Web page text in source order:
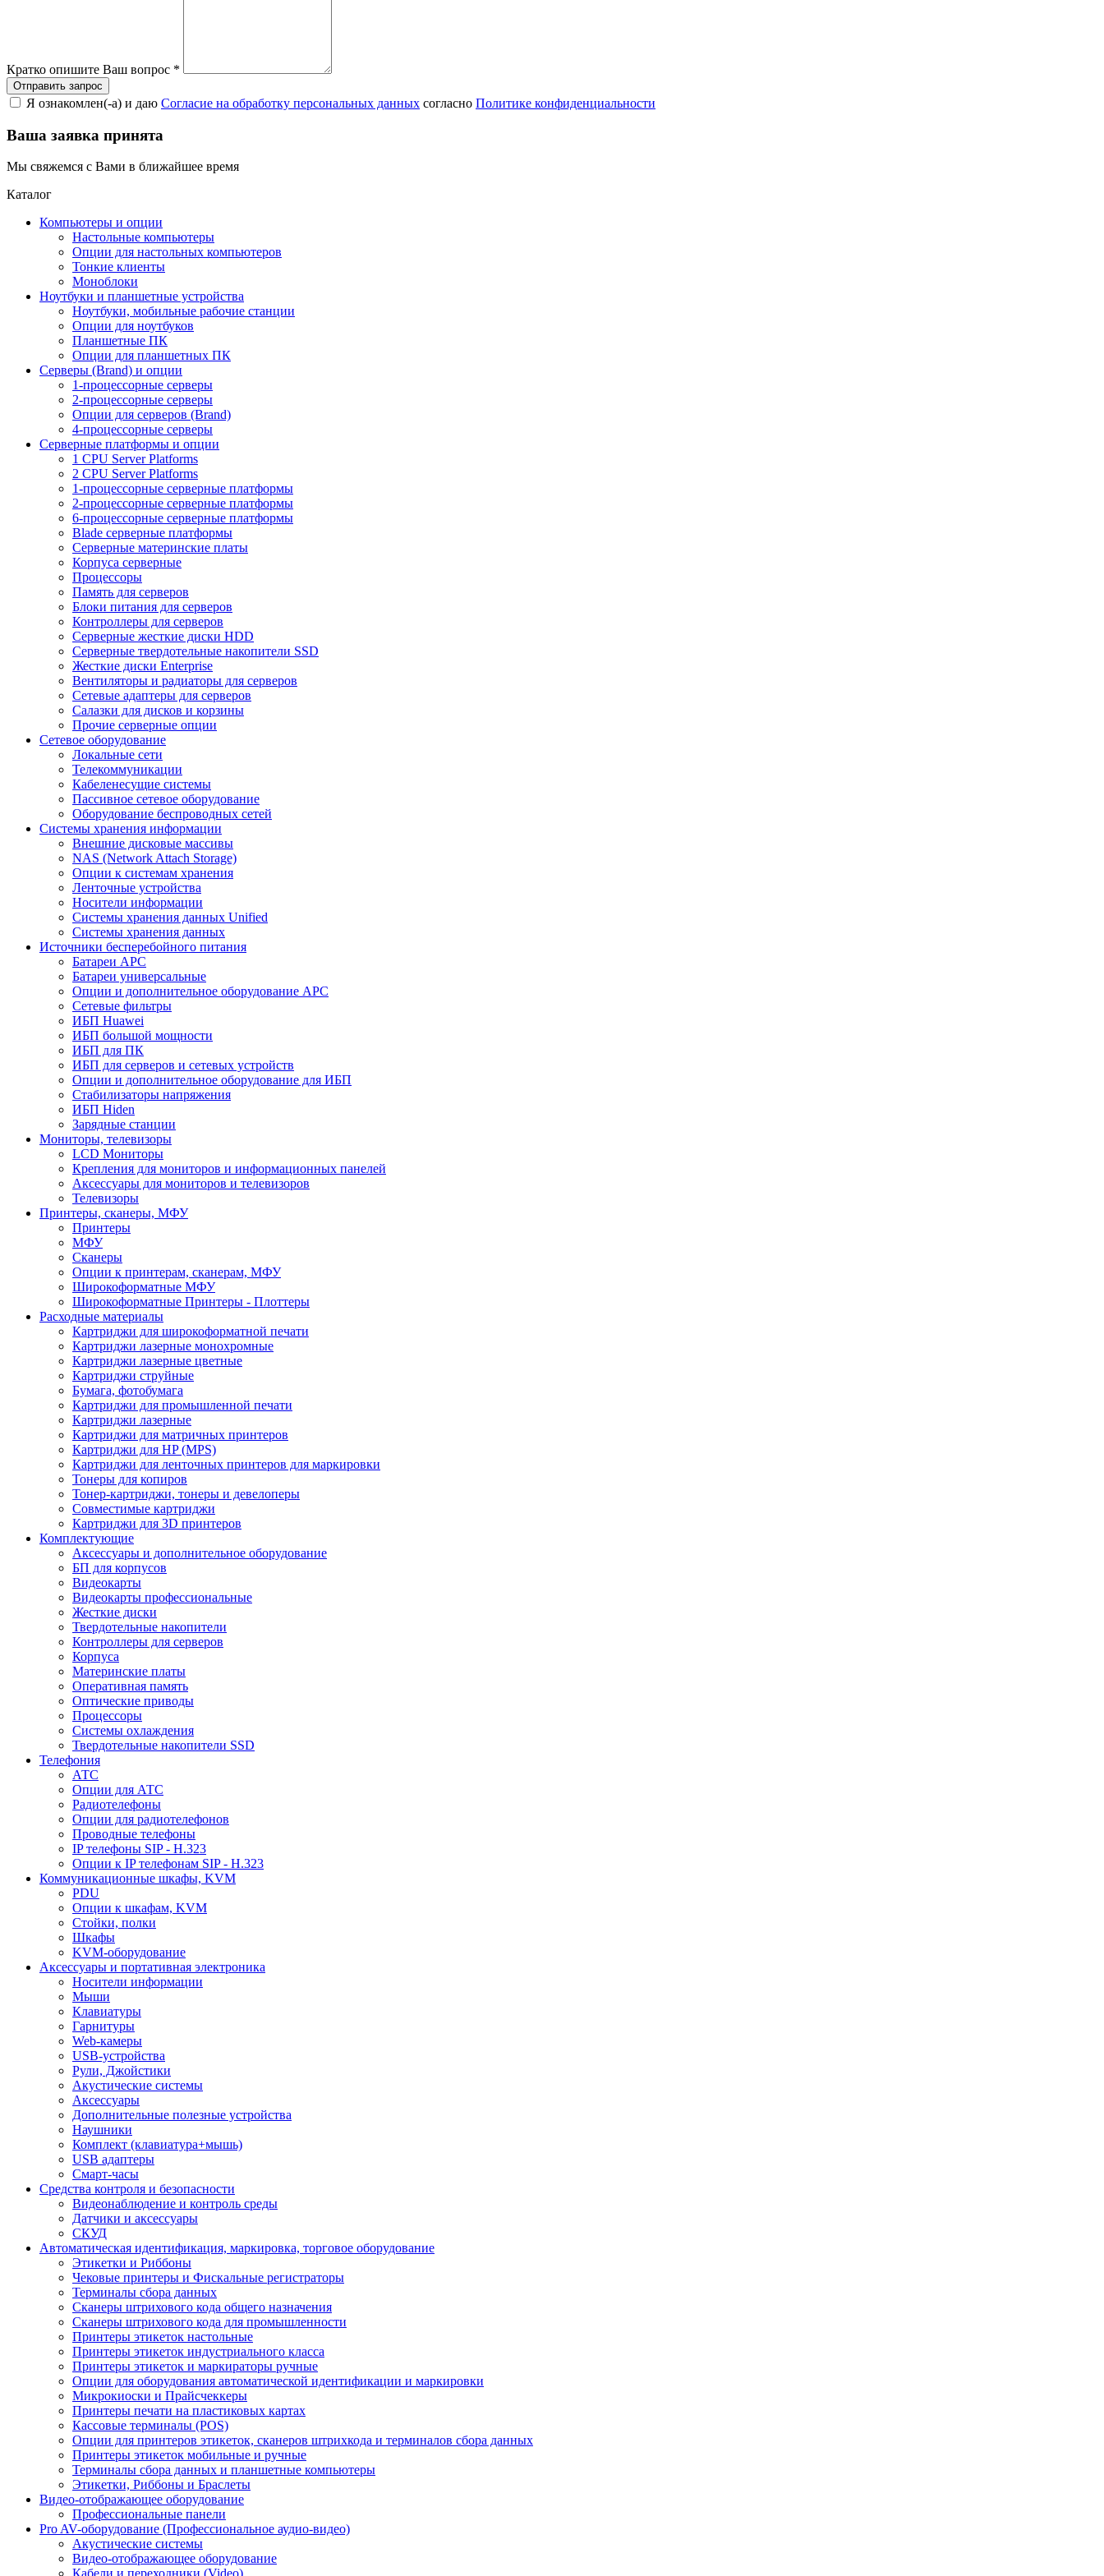
Кратко опишите Ваш вопрос *
Я ознакомлен(-а) и даю Согласие на обработку персональных данных согласно Политике конфиденциальности
Ваша заявка принята
Мы свяжемся с Вами в ближайшее время
Каталог
Компьютеры и опции
Настольные компьютеры
Опции для настольных компьютеров
Тонкие клиенты
Моноблоки
Ноутбуки и планшетные устройства
Ноутбуки, мобильные рабочие станции
Опции для ноутбуков
Планшетные ПК
Опции для планшетных ПК
Серверы (Brand) и опции
1-процессорные серверы
2-процессорные серверы
Опции для серверов (Brand)
4-процессорные серверы
Серверные платформы и опции
1 CPU Server Platforms
2 CPU Server Platforms
1-процессорные серверные платформы
2-процессорные серверные платформы
6-процессорные серверные платформы
Blade серверные платформы
Серверные материнские платы
Корпуса серверные
Процессоры
Память для серверов
Блоки питания для серверов
Контроллеры для серверов
Серверные жесткие диски HDD
Серверные твердотельные накопители SSD
Жесткие диски Enterprise
Вентиляторы и радиаторы для серверов
Сетевые адаптеры для серверов
Салазки для дисков и корзины
Прочие серверные опции
Сетевое оборудование
Локальные сети
Телекоммуникации
Кабеленесущие системы
Пассивное сетевое оборудование
Оборудование беспроводных сетей
Системы хранения информации
Внешние дисковые массивы
NAS (Network Attach Storage)
Опции к системам хранения
Ленточные устройства
Носители информации
Системы хранения данных Unified
Системы хранения данных
Источники бесперебойного питания
Батареи APC
Батареи универсальные
Опции и дополнительное оборудование АРС
Сетевые фильтры
ИБП Huawei
ИБП большой мощности
ИБП для ПК
ИБП для серверов и сетевых устройств
Опции и дополнительное оборудование для ИБП
Стабилизаторы напряжения
ИБП Hiden
Зарядные станции
Мониторы, телевизоры
LCD Мониторы
Крепления для мониторов и информационных панелей
Аксессуары для мониторов и телевизоров
Телевизоры
Принтеры, сканеры, МФУ
Принтеры
МФУ
Сканеры
Опции к принтерам, сканерам, МФУ
Широкоформатные МФУ
Широкоформатные Принтеры - Плоттеры
Расходные материалы
Картриджи для широкоформатной печати
Картриджи лазерные монохромные
Картриджи лазерные цветные
Картриджи струйные
Бумага, фотобумага
Картриджи для промышленной печати
Картриджи лазерные
Картриджи для матричных принтеров
Картриджи для HP (MPS)
Картриджи для ленточных принтеров для маркировки
Тонеры для копиров
Тонер-картриджи, тонеры и девелоперы
Совместимые картриджи
Картриджи для 3D принтеров
Комплектующие
Аксессуары и дополнительное оборудование
БП для корпусов
Видеокарты
Видеокарты профессиональные
Жесткие диски
Твердотельные накопители
Контроллеры для серверов
Корпуса
Материнские платы
Оперативная память
Оптические приводы
Процессоры
Системы охлаждения
Твердотельные накопители SSD
Телефония
АТС
Опции для АТС
Радиотелефоны
Опции для радиотелефонов
Проводные телефоны
IP телефоны SIP - H.323
Опции к IP телефонам SIP - H.323
Коммуникационные шкафы, KVM
PDU
Опции к шкафам, KVM
Стойки, полки
Шкафы
KVM-оборудование
Аксессуары и портативная электроника
Носители информации
Мыши
Клавиатуры
Гарнитуры
Web-камеры
USB-устройства
Рули, Джойстики
Акустические системы
Аксессуары
Дополнительные полезные устройства
Наушники
Комплект (клавиатура+мышь)
USB адаптеры
Смарт-часы
Средства контроля и безопасности
Видеонаблюдение и контроль среды
Датчики и аксессуары
СКУД
Автоматическая идентификация, маркировка, торговое оборудование
Этикетки и Риббоны
Чековые принтеры и Фискальные регистраторы
Терминалы сбора данных
Сканеры штрихового кода общего назначения
Сканеры штрихового кода для промышленности
Принтеры этикеток настольные
Принтеры этикеток индустриального класса
Принтеры этикеток и маркираторы ручные
Опции для оборудования автоматической идентификации и маркировки
Микрокиоски и Прайсчеккеры
Принтеры печати на пластиковых картах
Кассовые терминалы (POS)
Опции для принтеров этикеток, сканеров штрихкода и терминалов сбора данных
Принтеры этикеток мобильные и ручные
Терминалы сбора данных и планшетные компьютеры
Этикетки, Риббоны и Браслеты
Видео-отображающее оборудование
Профессиональные панели
Pro AV-оборудование (Профессиональное аудио-видео)
Акустические системы
Видео-отображающее оборудование